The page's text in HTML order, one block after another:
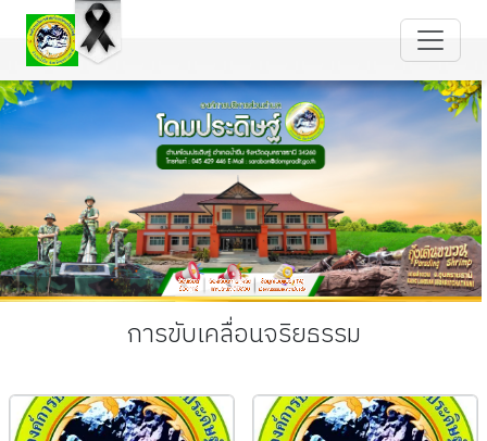
การขับเคลื่อนจริยธรรม